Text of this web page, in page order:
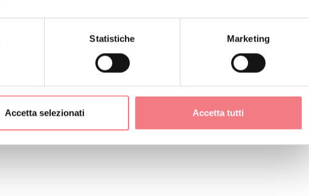
Statistiche Marketing
Accetta selezionati Accetta tutti
1/6